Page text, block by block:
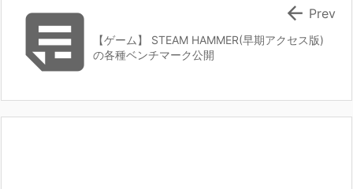
 【ゲーム】 STEAM HAMMER(早期アクセス版)
の各種ベンチマーク公開
 Prev